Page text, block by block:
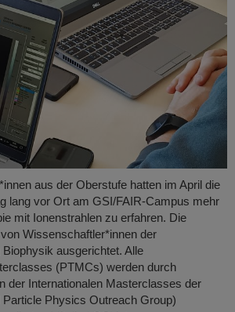
aus der Oberstufe hatten im April die
lang vor Ort am GSI/FAIR-Campus mehr
mit Ionenstrahlen zu erfahren. Die
Wissenschaftler*innen der
ausgerichtet. Alle
(PTMCs) werden durch
der Internationalen Masterclasses der
Physics Outreach Group)